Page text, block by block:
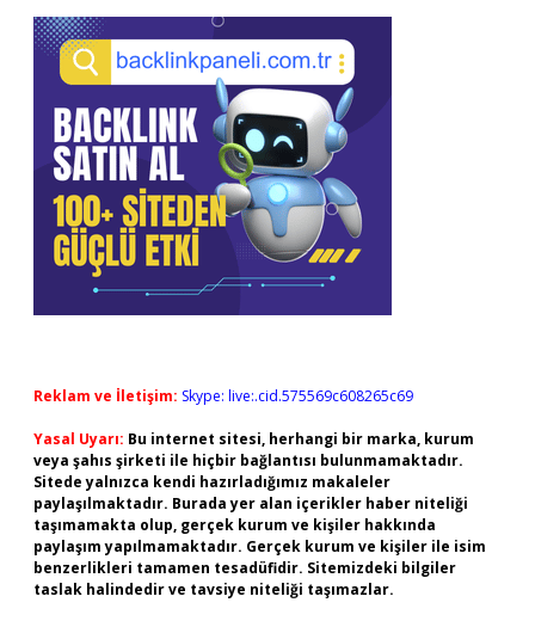
Reklam ve İletişim: Skype: live:.cid.575569c608265c69
Yasal Uyarı: Bu internet sitesi, herhangi bir marka, kurum
veya şahıs şirketi ile hiçbir bağlantısı bulunmamaktadır.
Sitede yalnızca kendi hazırladığımız makaleler
paylaşılmaktadır. Burada yer alan içerikler haber niteliği
taşımamakta olup, gerçek kurum ve kişiler hakkında
paylaşım yapılmamaktadır. Gerçek kurum ve kişiler ile isim
benzerlikleri tamamen tesadüfidir. Sitemizdeki bilgiler
taslak halindedir ve tavsiye niteliği taşımazlar.